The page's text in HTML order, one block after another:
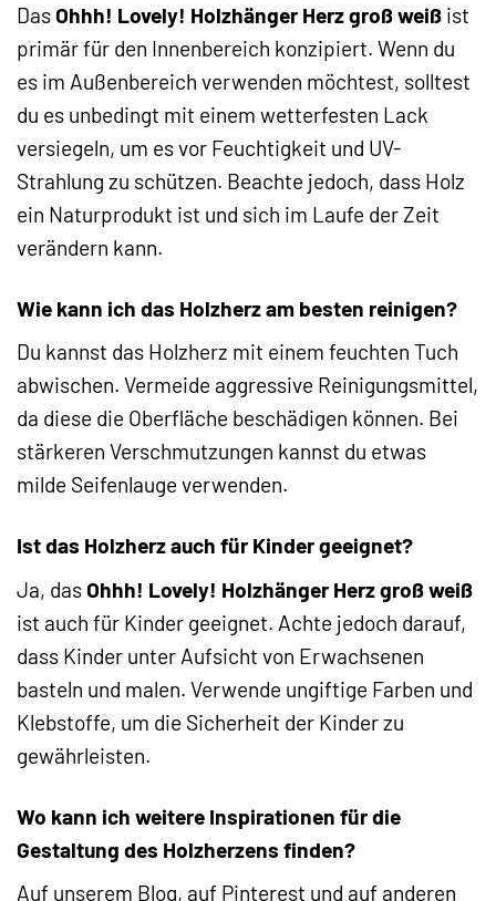
DasOhhh! Lovely! Holzhänger Herz groß weiß ist
primär für den Innenbereich konzipiert. Wenn du
es im Außenbereich verwenden möchtest, solltest
du es unbedingt mit einem wetterfesten Lack
versiegeln, um es vor Feuchtigkeit und UV-
Strahlung zu schützen. Beachte jedoch, dass Holz
ein Naturprodukt ist und sich im Laufe der Zeit
verändern kann.
Wie kann ich das Holzherz am besten reinigen?
Du kannst das Holzherz mit einem feuchten Tuch
abwischen. Vermeide aggressive Reinigungsmittel,
da diese die Oberfläche beschädigen können. Bei
stärkeren Verschmutzungen kannst du etwas
milde Seifenlauge verwenden.
Ist das Holzherz auch für Kinder geeignet?
Ja, dasOhhh! Lovely! Holzhänger Herz groß weiß
ist auch für Kinder geeignet. Achte jedoch darauf,
dass Kinder unter Aufsicht von Erwachsenen
basteln und malen. Verwende ungiftige Farben und
Klebstoffe, um die Sicherheit der Kinder zu
gewährleisten.
Wo kann ich weitere Inspirationen für die
Gestaltung des Holzherzens finden?
Auf unserem Blog, auf Pinterest und auf anderen